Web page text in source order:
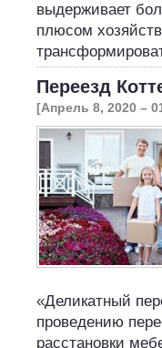
выдерживает
плюсом
Переезд
[Апрель 8, 2020 –
«Деликатный
проведению
расстановки